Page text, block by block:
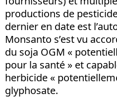
productions de
dernier en date est
Monsanto s’est vu
du soja OGM «
pour la santé » et
herbicide «
glyphosate.